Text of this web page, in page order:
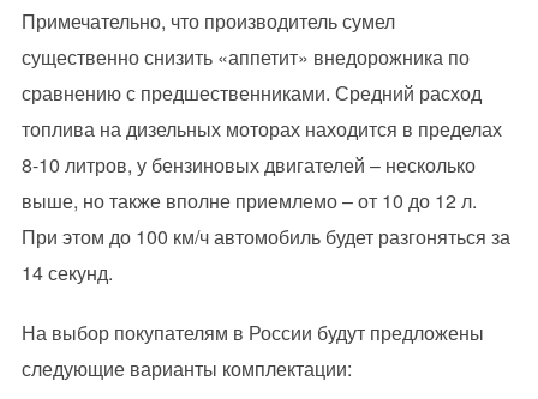
Примечательно, что производитель сумел
существенно снизить «аппетит» внедорожника по
сравнению с предшественниками. Средний расход
топлива на дизельных моторах находится в пределах
8-10 литров, у бензиновых двигателей – несколько
выше, но также вполне приемлемо – от 10 до 12 л.
При этом до 100 км/ч автомобиль будет разгоняться за
14 секунд.
На выбор покупателям в России будут предложены
следующие варианты комплектации: